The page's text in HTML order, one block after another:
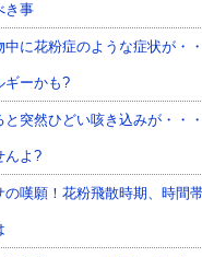
き事
中に花粉症のような症状が・
ギーかも?
と突然ひどい咳き込みが・・
んよ?
の嘆願！花粉飛散時期、時間